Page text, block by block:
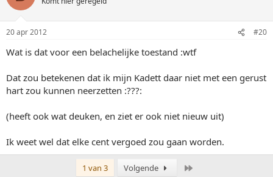
20 apr 2012 #20
Wat is dat voor een belachelijke toestand :wtf
Dat zou betekenen dat ik mijn Kadett daar niet met een gerust
hart zou kunnen neerzetten :???:
(heeft ook wat deuken, en ziet er ook niet nieuw uit)
Ik weet wel dat elke cent vergoed zou gaan worden.
1 van 3 Volgende